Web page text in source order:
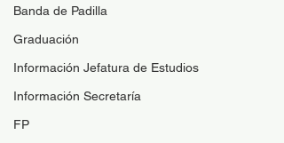
Banda de Padilla
Graduación
Información Jefatura de Estudios
Información Secretaría
FP